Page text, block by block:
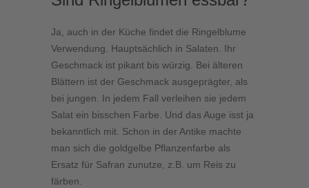
Ja, auch in der Küche findet die Ringelblume
Verwendung. Hauptsächlich in Salaten. Ihr
Geschmack ist pikant bis würzig. Bei älteren
Blättern ist der Geschmack ausgeprägter, als
bei jungen. In jedem Fall verleihen sie jedem
Salat ein bisschen Farbe. Und das Auge isst ja
bekanntlich mit. Schon in der Antike machte
man sich die goldgelbe Pflanzenfarbe als
Ersatz für Safran zunutze, z.B. um Reis zu
färben.